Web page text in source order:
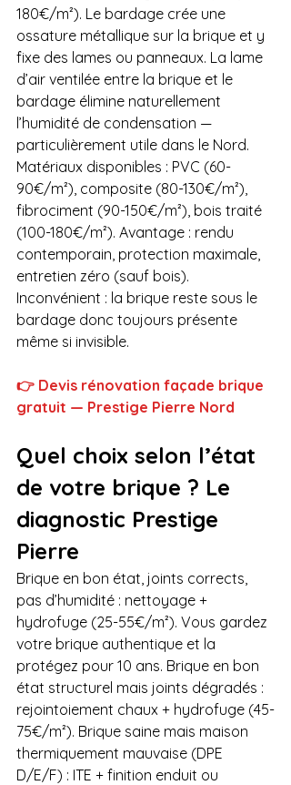
180€/m²). Le bardage crée une
ossature métallique sur la brique et y
fixe des lames ou panneaux. La lame
d’air ventilée entre la brique et le
bardage élimine naturellement
l’humidité de condensation —
particulièrement utile dans le Nord.
Matériaux disponibles : PVC (60-
90€/m²), composite (80-130€/m²),
fibrociment (90-150€/m²), bois traité
(100-180€/m²). Avantage : rendu
contemporain, protection maximale,
entretien zéro (sauf bois).
Inconvénient : la brique reste sous le
bardage donc toujours présente
même si invisible.
👉 Devis rénovation façade brique
gratuit — Prestige Pierre Nord
Quel choix selon l’état
de votre brique ? Le
diagnostic Prestige
Pierre
Brique en bon état, joints corrects,
pas d’humidité : nettoyage +
hydrofuge (25-55€/m²). Vous gardez
votre brique authentique et la
protégez pour 10 ans. Brique en bon
état structurel mais joints dégradés :
rejointoiement chaux + hydrofuge (45-
75€/m²). Brique saine mais maison
thermiquement mauvaise (DPE
D/E/F) : ITE + finition enduit ou